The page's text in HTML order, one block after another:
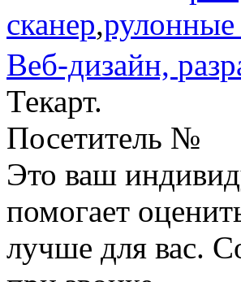
сканер,
Веб-дизайн,
Текарт.
Посетитель №
Это ваш
помогает
лучше для вас.